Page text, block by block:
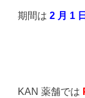
期間は 2 月 1
KAN 薬舗では